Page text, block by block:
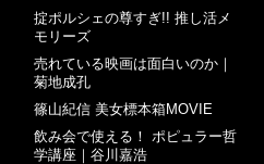
掟ポルシェの尊すぎ!! 推し活メ
モリーズ
売れている映画は面白いのか｜
菊地成孔
篠山紀信 美女標本箱MOVIE
飲み会で使える！ ポピュラー哲
学講座｜谷川嘉浩